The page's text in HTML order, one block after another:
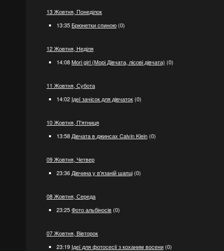
13 Жовтня, Понеділок
13:35 Брюнетки спиною(0)
12 Жовтня, Неділя
14:08Mori girl (Морі Дівчата, лісові дівчата) (0)
11 Жовтня, Субота
14:02 Ідеї ​​зачісок для дівчаток(0)
10 Жовтня, П'ятниця
13:58 Дівчата в джинсах Calvin Klein(0)
09 Жовтня, Четвер
23:36 Дівчина у в'язаній шапці(0)
08 Жовтня, Середа
23:25Фото альбіносів(0)
07 Жовтня, Вівторок
23:19 Ідеї ​​для фотосесії з коханим восени(0)